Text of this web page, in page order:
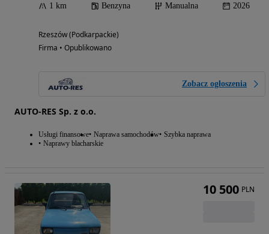
1 km Benzyna Manualna 2026
Rzeszów (Podkarpackie)
Firma • Opublikowano
Zobacz ogłoszenia
AUTO-RES Sp. z o.o.
Usługi finansowe Naprawa samochodów Szybka naprawa
Naprawy blacharskie
10 500 PLN